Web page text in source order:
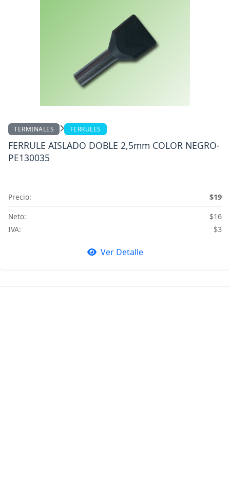
TERMINALES FERRULES
FERRULE AISLADO DOBLE 2,5mm COLOR NEGRO-
PE130035
Precio:
$19
Neto:
$16
IVA:
$3
Ver Detalle